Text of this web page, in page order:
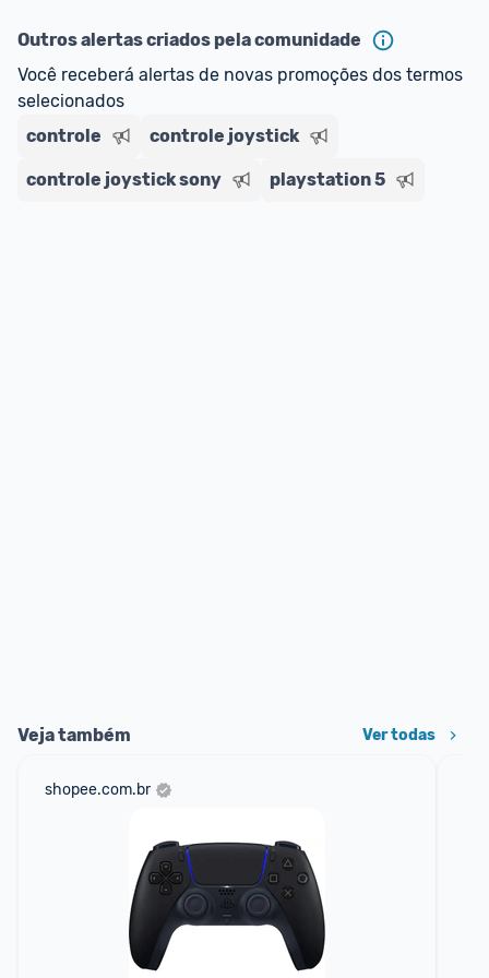
Outros alertas criados pela comunidade
Você receberá alertas de novas promoções dos termos
selecionados
controle
controle joystick
controle joystick sony playstation 5
Veja também Ver todas
shopee.com.br